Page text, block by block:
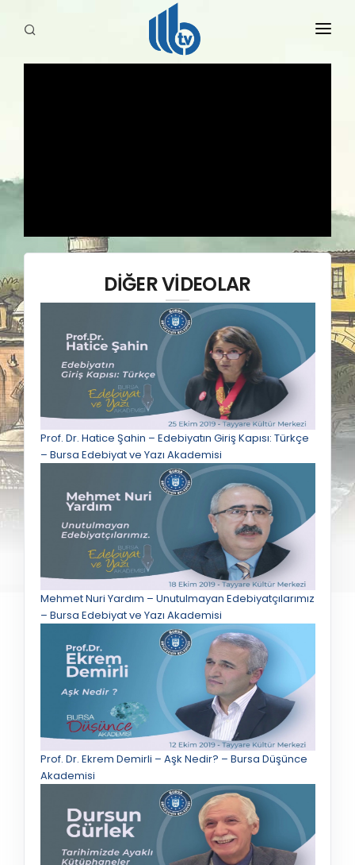
DİĞER VİDEOLAR
Prof. Dr. Hatice Şahin – Edebiyatın Giriş Kapısı: Türkçe
– Bursa Edebiyat ve Yazı Akademisi
Mehmet Nuri Yardım – Unutulmayan Edebiyatçılarımız
– Bursa Edebiyat ve Yazı Akademisi
Prof. Dr. Ekrem Demirli – Aşk Nedir? – Bursa Düşünce
Akademisi